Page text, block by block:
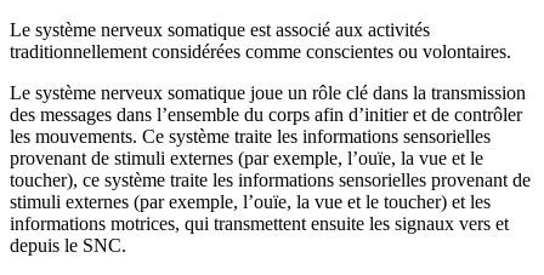
Le système nerveux somatique est associé aux activités
traditionnellement considérées comme conscientes ou volontaires.
Le système nerveux somatique joue un rôle clé dans la transmission
des messages dans l’ensemble du corps afin d’initier et de contrôler
les mouvements. Ce système traite les informations sensorielles
provenant de stimuli externes (par exemple, l’ouïe, la vue et le
toucher), ce système traite les informations sensorielles provenant de
stimuli externes (par exemple, l’ouïe, la vue et le toucher) et les
informations motrices, qui transmettent ensuite les signaux vers et
depuis le SNC.